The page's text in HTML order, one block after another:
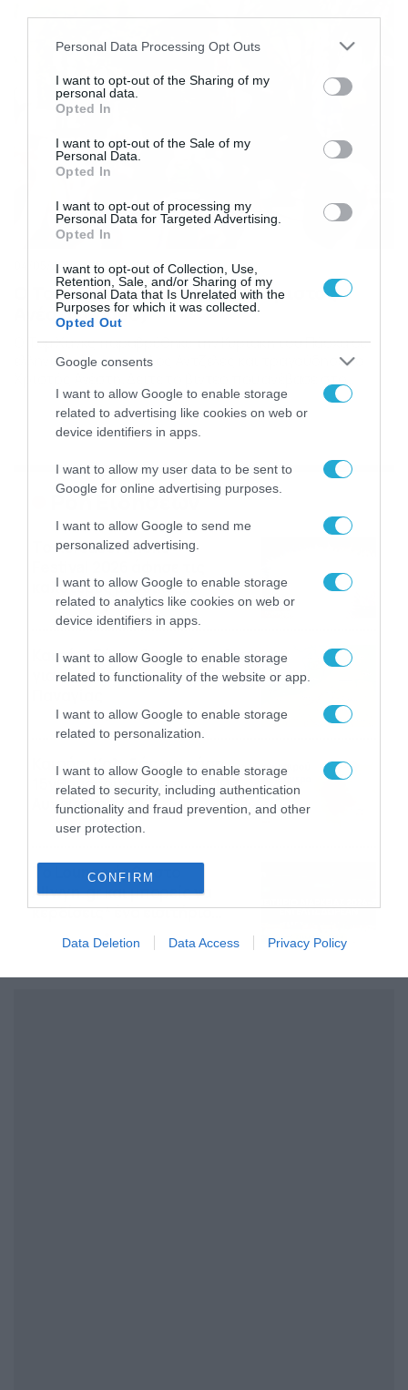
Please note that this website/app uses one or more Google
not limited to your visit or usage behaviour. You may click to
grant or deny consent to Google and its third-party tags to
use your data for below specified purposes in below Google
consent section.
Personal Data Processing Opt Outs
I want to opt-out of the Sharing of my
personal data.
Opted In
I want to opt-out of the Sale of my
Personal Data.
Opted In
I want to opt-out of processing my
Personal Data for Targeted Advertising.
Opted In
I want to opt-out of Collection, Use,
Retention, Sale, and/or Sharing of my
Personal Data that Is Unrelated with the
Purposes for which it was collected.
Opted Out
Google consents
I want to allow Google to enable storage
related to advertising like cookies on web or
device identifiers in apps.
I want to allow my user data to be sent to
Google for online advertising purposes.
I want to allow Google to send me
personalized advertising.
I want to allow Google to enable storage
related to analytics like cookies on web or
device identifiers in apps.
I want to allow Google to enable storage
related to functionality of the website or app.
I want to allow Google to enable storage
related to personalization.
I want to allow Google to enable storage
related to security, including authentication
functionality and fraud prevention, and other
user protection.
CONFIRM
Data Deletion Data Access Privacy Policy
βουρκωμένα». Ο κόσμος τον αποθέωσε και ο ίδιος
δήλωσε για άλλη […]
04/05/2016 18:56
Ο Τομ Χανκς τραγουδάει το Χριστός
Ανέστη (video)
Ο Τομ Χανκς παραβρέθηκε την Κυριακή του Πάσχα σε
ελληνικό γλέντι στο Λος Αντζελες και τραγούδησε το
προφίλ του στο Instagram ο ηθοποιός Θεοχάρης
Ιωαννίδης. https://www.instagram.com/p/
Ροή Ειδήσεων
Το Release Athens
καλύτερες μουσικές
αναμνήσεις
05/08/2026 21:23
Καιρός: Σάκης Αρναούτογλου
για την τάση έως της
04/08/2026 22:07
Καιρός: Κολυδάς για τάση
15νθημέρου και ζέστη 8-10
Αυγούστου
04/08/2026 21:46
Το Lounge ήρθε στο
Allwyn.gr και μπορείς να
κερδίσεις* ένα εισιτήριο
Παναθηναϊκού AKTOR
04/08/2026 16:18